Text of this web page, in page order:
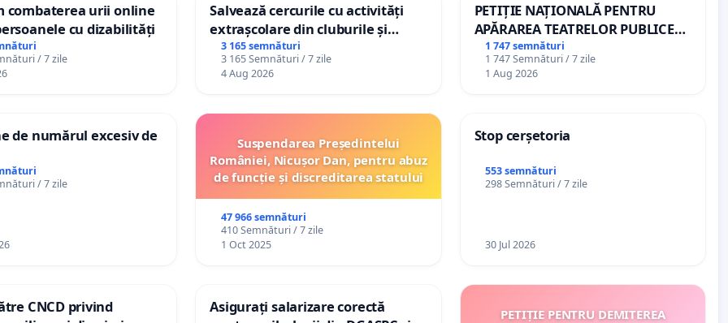
combaterea urii online
cu dizabilități
/ 7 zile
Salvează cercurile cu activități
extrașcolare din cluburile și
palatele copiilor
3 165 semnături
3 165 Semnături / 7 zile
4 Aug 2026
PETIȚIE NAȚIONALĂ PENTRU
APĂRAREA TEATRELOR PUBLICE
DE REPERTORIU DIN ROMÂNIA
1 747 semnături
1 747 Semnături / 7 zile
1 Aug 2026
de numărul excesiv de
/ 7 zile
Suspendarea Președintelui
României, Nicușor Dan, pentru abuz
de funcție și discreditarea statului
47 966 semnături
410 Semnături / 7 zile
1 Oct 2025
Stop cerșetoria
553 semnături
298 Semnături / 7 zile
30 Jul 2026
CNCD privind
Asigurați salarizare corectă
PETIȚIE PENTRU DEMITEREA